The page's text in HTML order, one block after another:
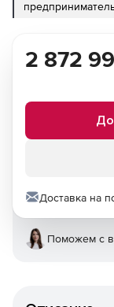
2 872
Доставка на
Поможем с